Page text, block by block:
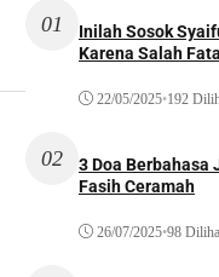
01
Inilah Sosok
Karena Salah
22/05/2025•192
02
3 Doa Berbahasa
Fasih Ceramah
26/07/2025•98